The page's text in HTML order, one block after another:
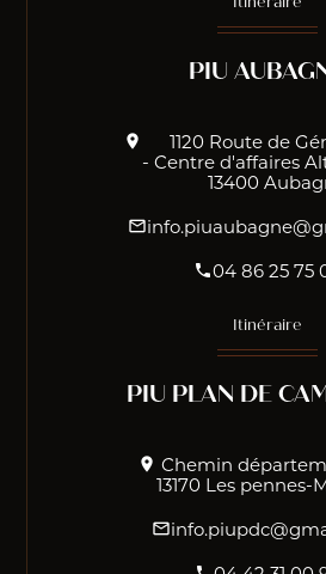
PIU
location_on
1120 Route de
- Centre d'affaires
13400
mail_outline
phone04 86 25 75
Itinéraire
PIU PLAN DE
location_on Chemin
13170 Les pennes-
mail_outline